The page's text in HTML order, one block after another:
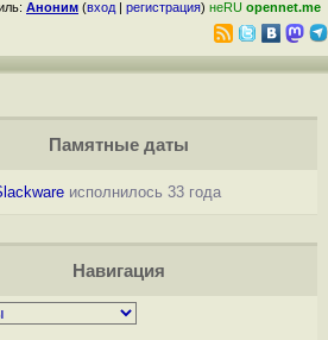
Аноним (вход | регистрация) неRU opennet.me
Памятные даты
исполнилось 33 года
Навигация